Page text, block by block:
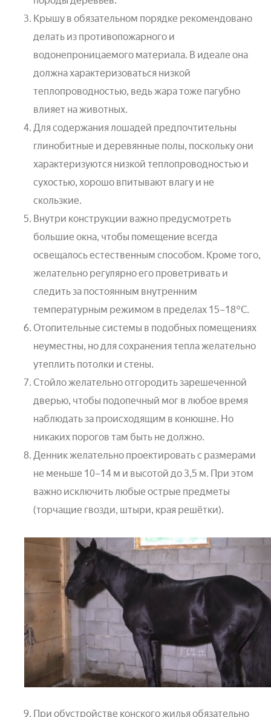
Крышу в обязательном порядке рекомендовано
делать из противопожарного и
водонепроницаемого материала. В идеале она
должна характеризоваться низкой
теплопроводностью, ведь жара тоже пагубно
влияет на животных.
Для содержания лошадей предпочтительны
глинобитные и деревянные полы, поскольку они
характеризуются низкой теплопроводностью и
сухостью, хорошо впитывают влагу и не
скользкие.
Внутри конструкции важно предусмотреть
большие окна, чтобы помещение всегда
освещалось естественным способом. Кроме того,
желательно регулярно его проветривать и
следить за постоянным внутренним
температурным режимом в пределах 15–18°С.
Отопительные системы в подобных помещениях
неуместны, но для сохранения тепла желательно
утеплить потолки и стены.
Стойло желательно отгородить зарешеченной
дверью, чтобы подопечный мог в любое время
наблюдать за происходящим в конюшне. Но
никаких порогов там быть не должно.
Денник желательно проектировать с размерами
не меньше 10–14 м и высотой до 3,5 м. При этом
важно исключить любые острые предметы
(торчащие гвозди, штыри, края решётки).
При обустройстве конского жилья обязательно